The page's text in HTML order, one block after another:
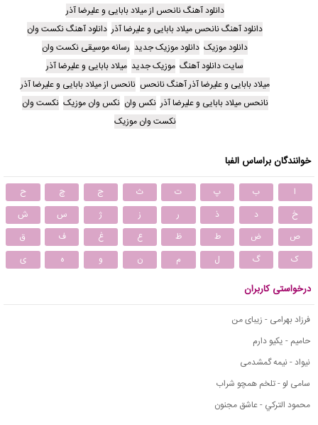
دانلود آهنگ نانحس از میلاد بابایی و علیرضا آذر
دانلود آهنگ نانحس میلاد بابایی و علیرضا آذر دانلود آهنگ نکست وان
دانلود موزیک دانلود موزیک جدید رسانه موسیقی نکست وان
سایت دانلود آهنگ موزیک جدید میلاد بابایی و علیرضا آذر
میلاد بابایی و علیرضا آذر آهنگ نانحس نانحس از میلاد بابایی و علیرضا آذر
نانحس میلاد بابایی و علیرضا آذر نکس وان نکس وان موزیک نکست وان
نکست وان موزیک
خوانندگان براساس الفبا
ا ب پ ت ث ج چ
ح
خ
د ذ ر ز ژ س
ش
ص
ض ط ظ ع غ ف
ق
ک
گ ل م ن و ه ی
درخواستی کاربران
فرزاد بهرامی - زیبای من
حامیم - یکیو دارم
نیواد - نیمه گمشدمی
سامی لو - تلخم همچو شراب
محمود التركي - عاشق مجنون